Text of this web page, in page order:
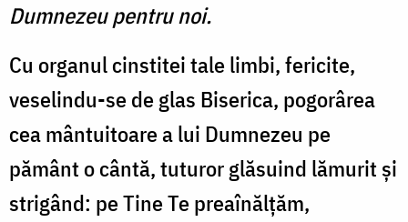
Dumnezeu pentru noi.
Cu organul cinstitei tale limbi, fericite,
veselindu-se de glas Biserica, pogorârea
cea mântuitoare a lui Dumnezeu pe
pământ o cântă, tuturor glăsuind lămurit şi
strigând: pe Tine Te preaînălţăm,